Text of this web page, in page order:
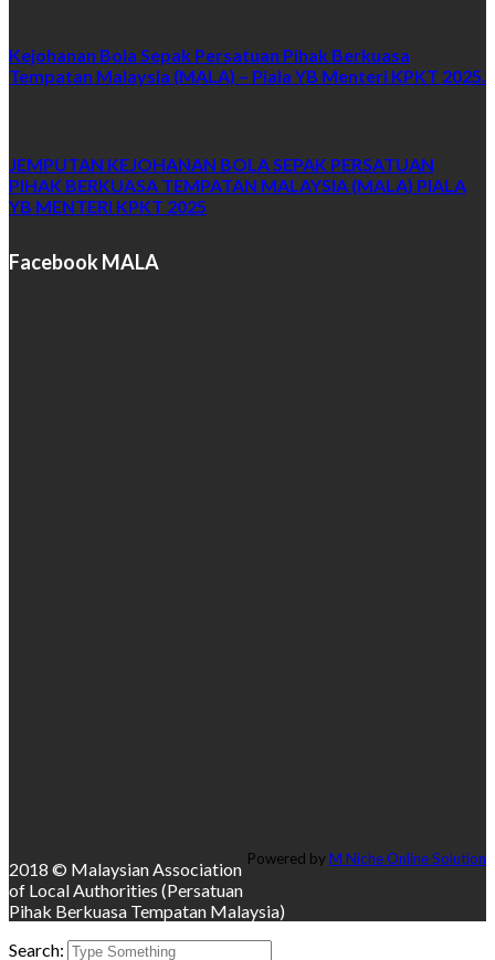
Kejohanan Bola Sepak Persatuan Pihak Berkuasa
Tempatan Malaysia (MALA) – Piala YB Menteri KPKT 2025.
JEMPUTAN KEJOHANAN BOLA SEPAK PERSATUAN
PIHAK BERKUASA TEMPATAN MALAYSIA (MALA) PIALA
YB MENTERI KPKT 2025
Facebook MALA
Powered by M Niche Online Solution
2018 © Malaysian Association
of Local Authorities (Persatuan
Pihak Berkuasa Tempatan Malaysia)
Search: